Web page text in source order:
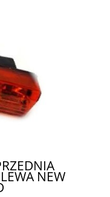
NEW